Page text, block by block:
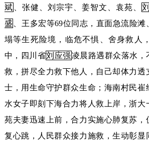
斌
、张健、刘宗宇、姜智文、袁苑、
盛
、王多宏等69位同志，直面急流险
塌等生死险境，临危不惧、舍身救人
中，四川省刘应强凌晨路遇群众落水
救，拼尽全力救下他人，自己却体力透
士，用生命守护群众生命；海南村民崔
水女子即刻下海合力将人救上岸，浙大
苑夫妻迅速上前，合力实施心肺复苏，
复心跳，人民群众接力施救，生动彰显